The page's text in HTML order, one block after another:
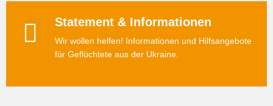
Statement & Informationen
Wir wollen helfen! Informationen und Hilfsangebote
für Geflüchtete aus der Ukraine.